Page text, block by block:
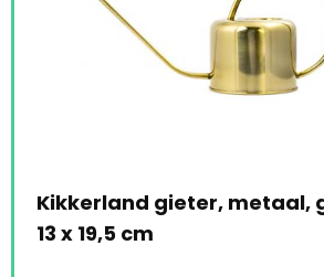
Kikkerland gieter, metaal,
13 x 19,5 cm